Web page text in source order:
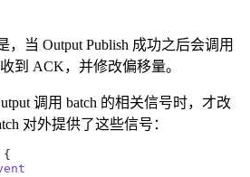
当 Output Publish 成功之后会调用
到 ACK，并修改偏移量。
调用 batch 的相关信号时，才改
对外提供了这些信号：
{